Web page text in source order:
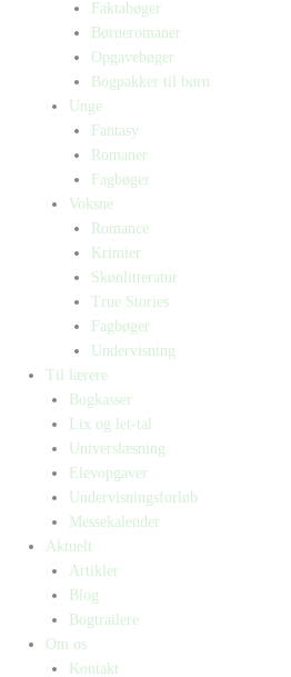
Faktabøger
Børneromaner
Opgavebøger
Bogpakker til børn
Unge
Fantasy
Romaner
Fagbøger
Voksne
Romance
Krimier
Skønlitteratur
True Stories
Fagbøger
Undervisning
Til lærere
Bogkasser
Lix og let-tal
Universlæsning
Elevopgaver
Undervisningsforløb
Messekalender
Aktuelt
Artikler
Blog
Bogtrailere
Om os
Kontakt